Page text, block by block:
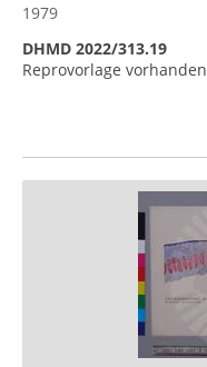
1979
DHMD 2022/313.19
Reprovorlage vorhanden